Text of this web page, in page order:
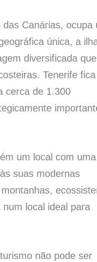
Canárias, ocupa
única, a
diversificada
Tenerife
cerca de 1.300
um local com
suas modernas
local ideal para
não pode ser